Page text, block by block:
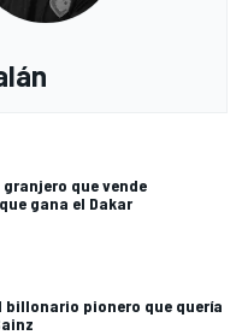
granjero que vende
gana el Dakar
billonario pionero que quería